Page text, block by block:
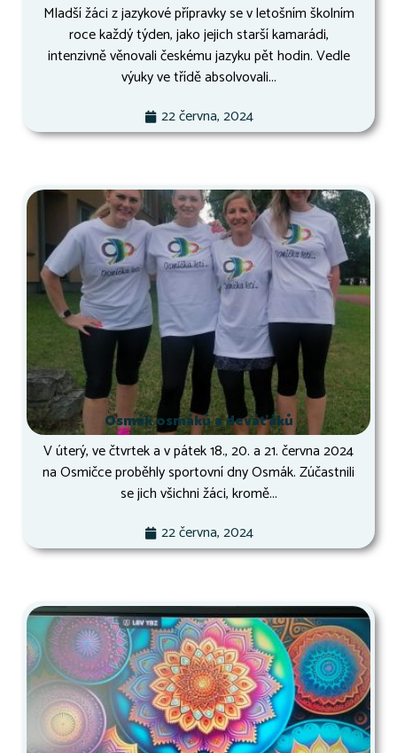
Mladší žáci z jazykové přípravky se v letošním školním
roce každý týden, jako jejich starší kamarádi,
intenzivně věnovali českému jazyku pět hodin. Vedle
výuky ve třídě absolvovali...
22 června, 2024
Osmák osmáků a deváťáků
V úterý, ve čtvrtek a v pátek 18., 20. a 21. června 2024
na Osmičce proběhly sportovní dny Osmák. Zúčastnili
se jich všichni žáci, kromě...
22 června, 2024